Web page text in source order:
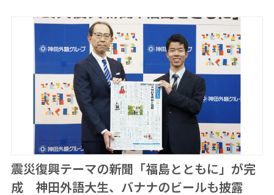
震災復興テーマの新聞「福島とともに」が完
成 神田外語大生、バナナのビールも披露